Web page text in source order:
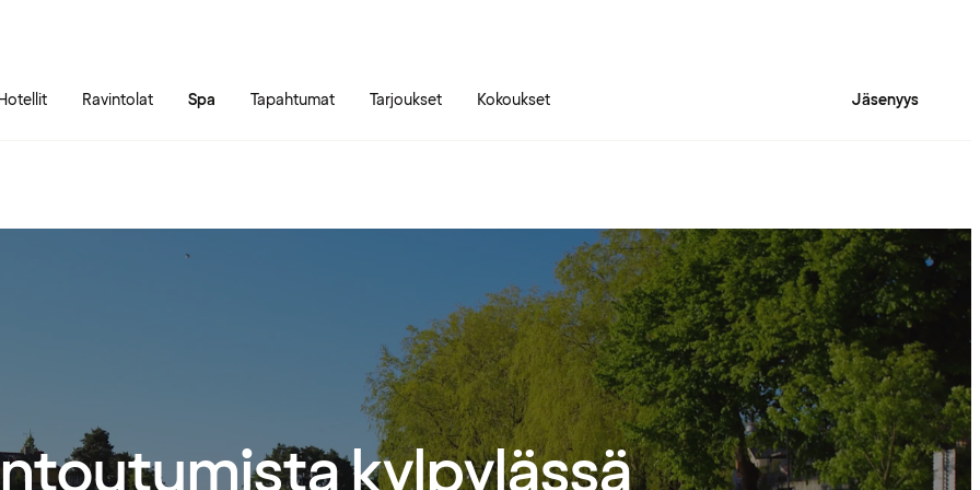
Ravintolat Spa Tapahtumat Tarjoukset Kokoukset Jäsenyys